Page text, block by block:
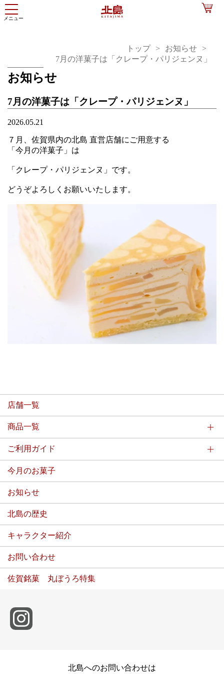
トップ
お知らせ
7月の洋菓子は「クレープ・パリジェンヌ」
お知らせ
7月の洋菓子は「クレープ・パリジェンヌ」
2026.05.21
７月、佐賀県内の北島 直営店舗にご用意する
「今月の洋菓子」は
「クレープ・パリジェンヌ」です。
どうぞよろしくお願いいたします。
店舗一覧
商品一覧
ご利用ガイド
今月のお菓子
お知らせ
北島の歴史
キャラクター紹介
お問い合わせ
佐賀銘菓 丸ぼうろ特集
北島へのお問い合わせは